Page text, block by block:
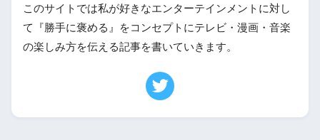
このサイトでは私が好きなエンターテインメントに対し
て『勝手に褒める』をコンセプトにテレビ・漫画・音楽
の楽しみ方を伝える記事を書いていきます。